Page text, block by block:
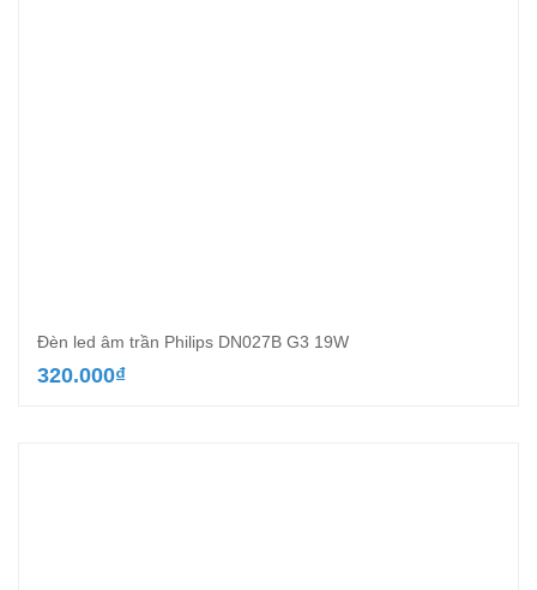
Đèn led âm trần Philips DN027B G3 19W
320.000₫